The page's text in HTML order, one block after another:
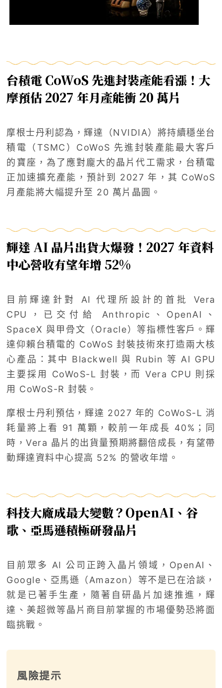
台積電 CoWoS 先進封裝產能看漲！大
摩預估 2027 年月產能衝 20 萬片
摩根士丹利認為，輝達（NVIDIA）將持續穩坐台
積電（TSMC）CoWoS 先進封裝產能最大客戶
的寶座，為了應對龐大的晶片代工需求，台積電
正加速擴充產能，預計到 2027 年，其 CoWoS
月產能將大幅提升至 20 萬片晶圓。
輝達 AI 晶片出貨大爆發！2027 年資料
中心營收有望年增 52%
目前輝達針對 AI 代理所設計的首批 Vera
CPU，已交付給 Anthropic、OpenAI、
SpaceX 與甲骨文（Oracle）等指標性客戶。輝
達仰賴台積電的 CoWoS 封裝技術來打造兩大核
心產品：其中 Blackwell 與 Rubin 等 AI GPU
主要採用 CoWoS-L 封裝，而 Vera CPU 則採
用 CoWoS-R 封裝。
摩根士丹利預估，輝達 2027 年的 CoWoS-L 消
耗量將上看 91 萬顆，較前一年成長 40%；同
時，Vera 晶片的出貨量預期將翻倍成長，有望帶
動輝達資料中心提高 52% 的營收年增。
科技大廠成最大變數？OpenAI、谷
歌、亞馬遜積極研發晶片
目前眾多 AI 公司正跨入晶片領域，OpenAI、
Google、亞馬遜（Amazon）等不是已在洽談，
就是已著手生產，隨著自研晶片加速推進，輝
達、美超微等晶片商目前掌握的市場優勢恐將面
臨挑戰。
風險提示